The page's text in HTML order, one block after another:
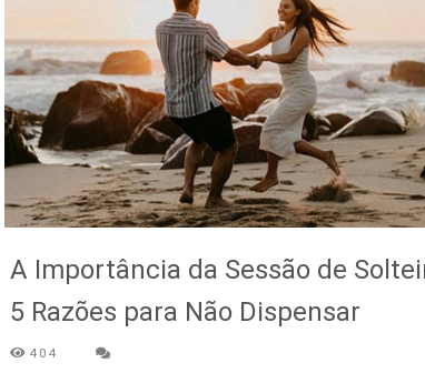
A Importância da Sessão de
5 Razões para Não Dispensar
404